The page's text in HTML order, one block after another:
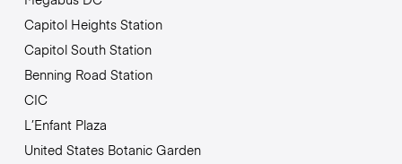
Capitol Heights Station
Capitol South Station
Benning Road Station
CIC
L’Enfant Plaza
United States Botanic Garden